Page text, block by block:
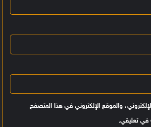
والموقع الإلكتروني في هذا المتصفح
في تعليقي.